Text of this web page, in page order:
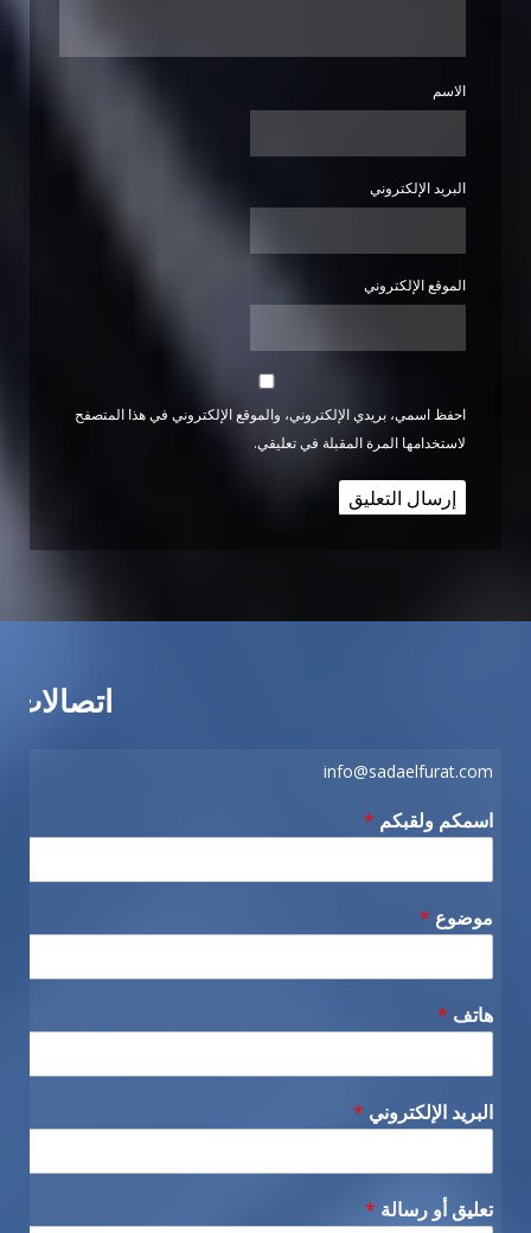
الاسم
البريد الإلكتروني
الموقع الإلكتروني
احفظ اسمي، بريدي الإلكتروني، والموقع الإلكتروني في هذا المتصفح
لاستخدامها المرة المقبلة في تعليقي.
اتصالات
info@sadaelfurat.com
اسمكم ولقبكم *
موضوع *
هاتف *
البريد الإلكتروني *
تعليق أو رسالة *